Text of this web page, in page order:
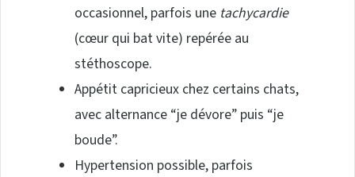
occasionnel, parfois une tachycardie
(cœur qui bat vite) repérée au
stéthoscope.
Appétit capricieux chez certains chats,
avec alternance “je dévore” puis “je
boude”.
Hypertension possible, parfois